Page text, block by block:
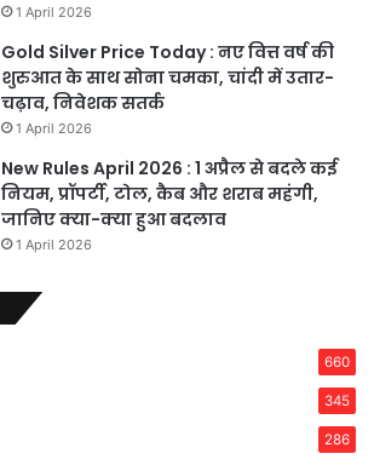
1 April 2026
Gold Silver Price Today : नए वित्त वर्ष की
शुरुआत के साथ सोना चमका, चांदी में उतार-
चढ़ाव, निवेशक सतर्क
1 April 2026
New Rules April 2026 : 1 अप्रैल से बदले कई
नियम, प्रॉपर्टी, टोल, कैब और शराब महंगी,
जानिए क्या-क्या हुआ बदलाव
1 April 2026
660
345
286